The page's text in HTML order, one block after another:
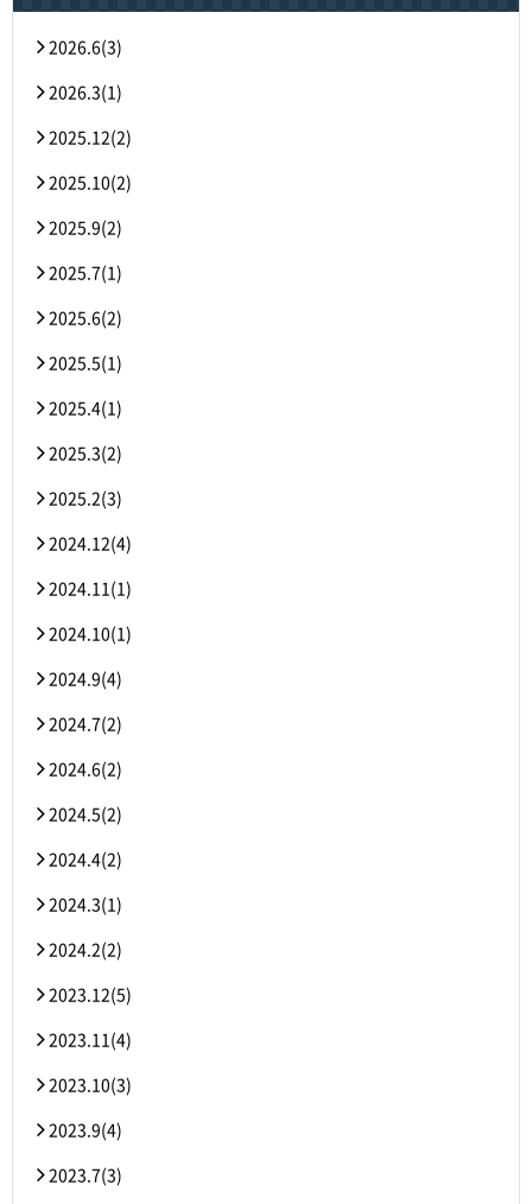
2026.6(3)
2026.3(1)
2025.12(2)
2025.10(2)
2025.9(2)
2025.7(1)
2025.6(2)
2025.5(1)
2025.4(1)
2025.3(2)
2025.2(3)
2024.12(4)
2024.11(1)
2024.10(1)
2024.9(4)
2024.7(2)
2024.6(2)
2024.5(2)
2024.4(2)
2024.3(1)
2024.2(2)
2023.12(5)
2023.11(4)
2023.10(3)
2023.9(4)
2023.7(3)